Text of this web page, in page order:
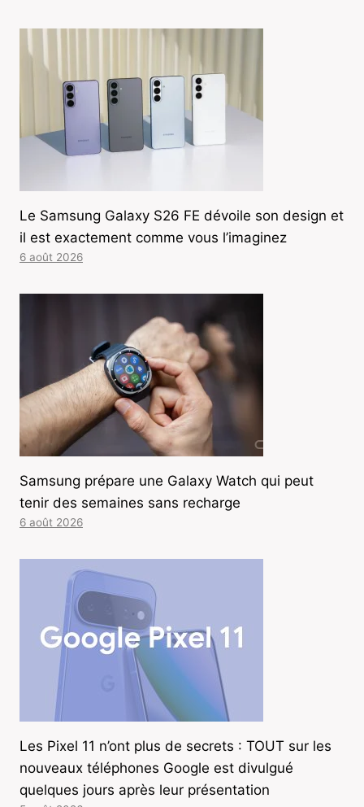
Le Samsung Galaxy S26 FE dévoile son design et
il est exactement comme vous l’imaginez
6 août 2026
Samsung prépare une Galaxy Watch qui peut
tenir des semaines sans recharge
6 août 2026
Les Pixel 11 n’ont plus de secrets : TOUT sur les
nouveaux téléphones Google est divulgué
quelques jours après leur présentation